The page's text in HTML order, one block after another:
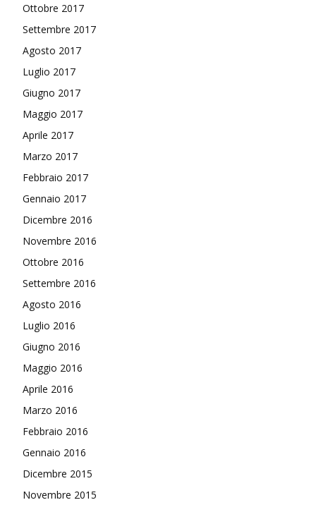
Ottobre 2017
Settembre 2017
Agosto 2017
Luglio 2017
Giugno 2017
Maggio 2017
Aprile 2017
Marzo 2017
Febbraio 2017
Gennaio 2017
Dicembre 2016
Novembre 2016
Ottobre 2016
Settembre 2016
Agosto 2016
Luglio 2016
Giugno 2016
Maggio 2016
Aprile 2016
Marzo 2016
Febbraio 2016
Gennaio 2016
Dicembre 2015
Novembre 2015